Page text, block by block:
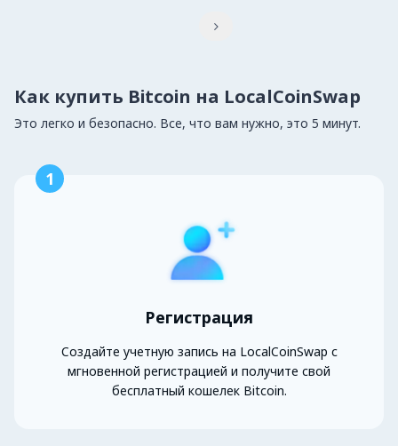

Как купить Bitcoin на LocalCoinSwap
Это легко и безопасно. Все, что вам нужно, это 5 минут.
1
Регистрация
Создайте учетную запись на LocalCoinSwap с
мгновенной регистрацией и получите свой
бесплатный кошелек Bitcoin.